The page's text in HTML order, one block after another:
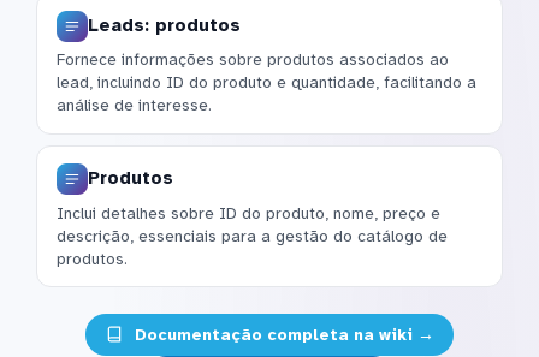
Leads: produtos
Fornece informações sobre produtos associados ao
lead, incluindo ID do produto e quantidade, facilitando a
análise de interesse.
Produtos
Inclui detalhes sobre ID do produto, nome, preço e
descrição, essenciais para a gestão do catálogo de
produtos.
Documentação completa na wiki →